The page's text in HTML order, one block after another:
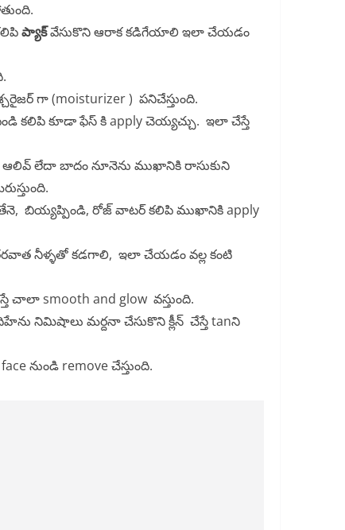
ప్యాక్వేసుకొని ఆరాక కడిగేయాలి ఇలా చేయడం
గా (moisturizer ) పనిచేస్తుంది.
కలిపి కూడా ఫేస్ కి apply చెయ్యచ్చు. ఇలా చేస్తే
లేదా బాదం నూనెను ముఖానికి రాసుకుని
తేనె, బియ్యప్పిండి, రోజ్ వాటర్ కలిపి ముఖానికి apply
నీళ్ళతో కడగాలి, ఇలా చేయడం వల్ల కంటి
చాలా smooth and glow వస్తుంది.
నిమిషాలు మర్దనా చేసుకొని క్లీన్ చేస్తే tanని
నుండి remove చేస్తుంది.